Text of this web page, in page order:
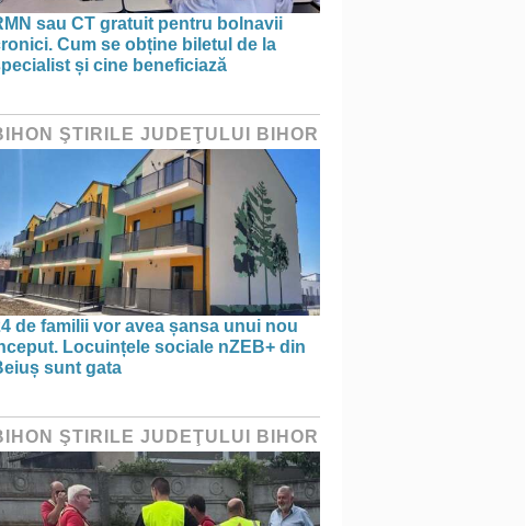
sau CT gratuit pentru bolnavii
Cum se obține biletul de la
și cine beneficiază
ŞTIRILE JUDEŢULUI BIHOR
de familii vor avea șansa unui nou
Locuințele sociale nZEB+ din
sunt gata
ŞTIRILE JUDEŢULUI BIHOR